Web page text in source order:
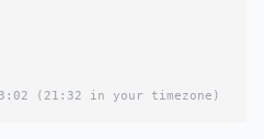
(21:32 in your timezone)